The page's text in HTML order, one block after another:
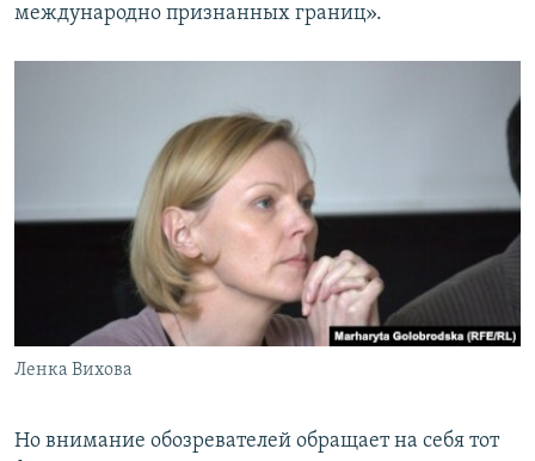
международно признанных границ».
Ленка Вихова
Но внимание обозревателей обращает на себя тот